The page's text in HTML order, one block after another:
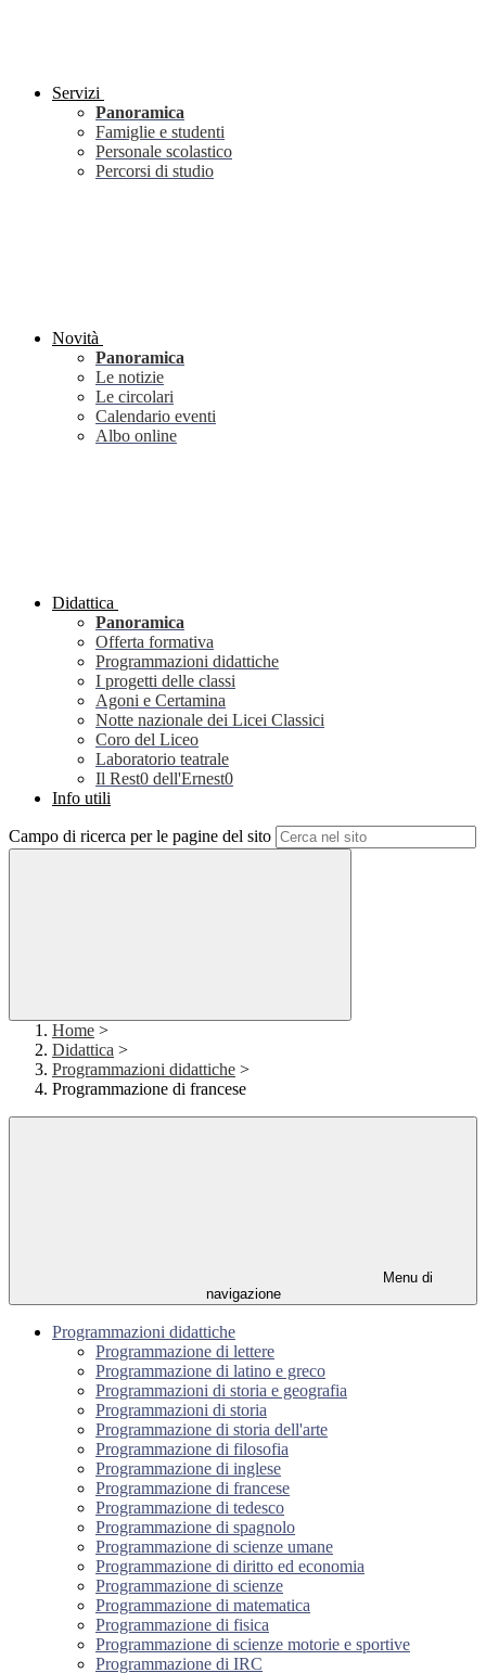
Servizi
Panoramica
Famiglie e studenti
Personale scolastico
Percorsi di studio
Novità
Panoramica
Le notizie
Le circolari
Calendario eventi
Albo online
Didattica
Panoramica
Offerta formativa
Programmazioni didattiche
I progetti delle classi
Agoni e Certamina
Notte nazionale dei Licei Classici
Coro del Liceo
Laboratorio teatrale
Il Rest0 dell'Ernest0
Info utili
Campo di ricerca per le pagine del sito
Home >
Didattica >
Programmazioni didattiche >
Programmazione di francese
Menu di
navigazione
Programmazioni didattiche
Programmazione di lettere
Programmazione di latino e greco
Programmazioni di storia e geografia
Programmazioni di storia
Programmazione di storia dell'arte
Programmazione di filosofia
Programmazione di inglese
Programmazione di francese
Programmazione di tedesco
Programmazione di spagnolo
Programmazione di scienze umane
Programmazione di diritto ed economia
Programmazione di scienze
Programmazione di matematica
Programmazione di fisica
Programmazione di scienze motorie e sportive
Programmazione di IRC